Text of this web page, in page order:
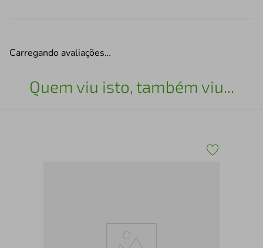
Carregando avaliações…
Quem viu isto, também viu...